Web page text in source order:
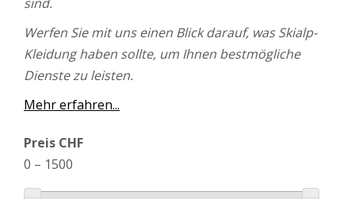
Werfen Sie mit uns einen Blick darauf, was Skialp-
Kleidung haben sollte, um Ihnen bestmögliche
Dienste zu leisten.
Mehr erfahren...
Preis CHF
0 – 1500